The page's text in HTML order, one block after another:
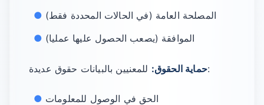
المصلحة العامة (في الحالات المحددة فقط)
الموافقة (يصعب الحصول عليها عمليا)
حماية الحقوق:للمعنيين بالبيانات حقوق عديدة:
الحق في الوصول للمعلومات